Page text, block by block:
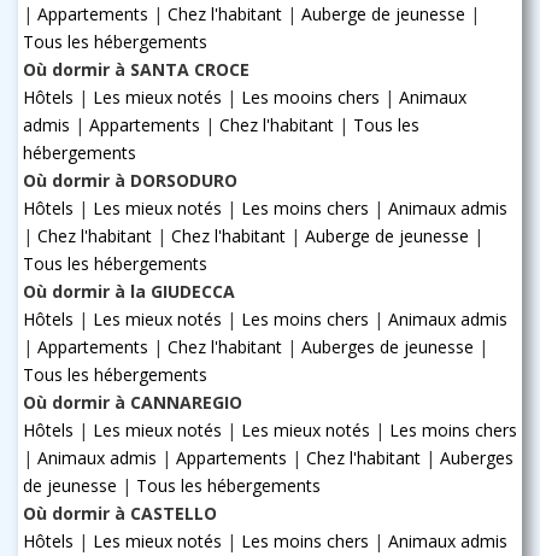
| Appartements | Chez l'habitant | Auberge de jeunesse |
Tous les hébergements
Où dormir à SANTA CROCE
Hôtels | Les mieux notés | Les mooins chers | Animaux
admis | Appartements | Chez l'habitant | Tous les
hébergements
Où dormir à DORSODURO
Hôtels | Les mieux notés | Les moins chers | Animaux admis
| Chez l'habitant | Chez l'habitant | Auberge de jeunesse |
Tous les hébergements
Où dormir à la GIUDECCA
Hôtels | Les mieux notés | Les moins chers | Animaux admis
| Appartements | Chez l'habitant | Auberges de jeunesse |
Tous les hébergements
Où dormir à CANNAREGIO
Hôtels | Les mieux notés | Les mieux notés | Les moins chers
| Animaux admis | Appartements | Chez l'habitant | Auberges
de jeunesse | Tous les hébergements
Où dormir à CASTELLO
Hôtels | Les mieux notés | Les moins chers | Animaux admis